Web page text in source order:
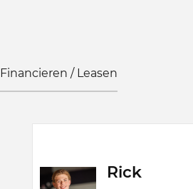
Financieren / Leasen
Rick